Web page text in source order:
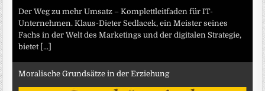
Der Weg zu mehr Umsatz – Komplettleitfaden für IT-
Unternehmen. Klaus-Dieter Sedlacek, ein Meister seines
Fachs in der Welt des Marketings und der digitalen Strategie,
bietet [...]
Moralische Grundsätze in der Erziehung